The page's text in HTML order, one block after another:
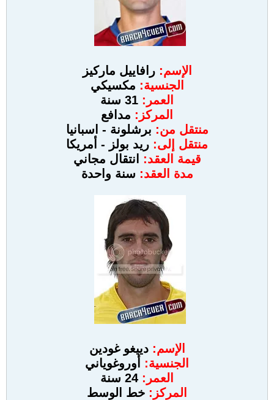
الإسم:رافاييل ماركيز
الجنسية: مكسيكي
العمر: 31 سنة
المركز: مدافع
منتقل من: برشلونة - اسبانيا
منتقل إلى: ريد بولز - أمريكا
قيمة العقد:
انتقال مجاني
مدة العقد: سنة واحدة
الإسم:دييغو غودين
الجنسية: أوروغوياني
العمر: 24 سنة
المركز: خط الوسط